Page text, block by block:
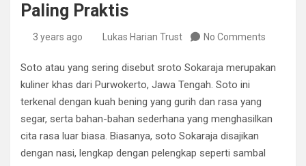
Paling Praktis
3 years ago Lukas Harian Trust No Comments
Soto atau yang sering disebut sroto Sokaraja merupakan
kuliner khas dari Purwokerto, Jawa Tengah. Soto ini
terkenal dengan kuah bening yang gurih dan rasa yang
segar, serta bahan-bahan sederhana yang menghasilkan
cita rasa luar biasa. Biasanya, soto Sokaraja disajikan
dengan nasi, lengkap dengan pelengkap seperti sambal